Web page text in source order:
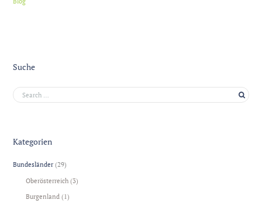
Suche
Kategorien
Bundesländer (29)
Oberösterreich (3)
Burgenland (1)